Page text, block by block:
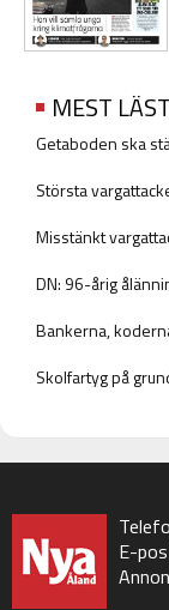
MEST
Getaboden ska
Största
Misstänkt
DN: 96-årig
Bankerna,
Skolfartyg på
E-